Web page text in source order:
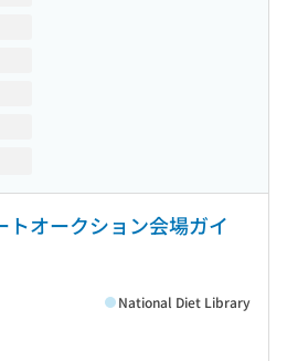
トオークション会場ガイ
National Diet Library